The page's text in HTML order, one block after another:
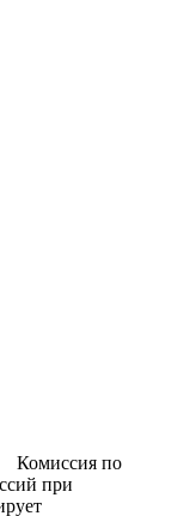
Комиссия по
при